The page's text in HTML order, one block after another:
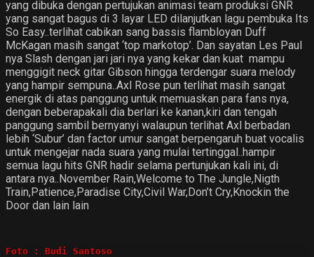
yang dibuka dengan pertujukan animasi team produksi GNR
yang sangat bagus di 3 layar LED dilanjutkan lagu pembuka Its
So Easy..terlihat cabikan sang bassis flambloyan Duff
McKagan masih sangat ‘top markotop’. Dan sayatan Les Paul
nya Slash dengan jari jari nya yang kekar dan kuat mampu
menggigit neck gitar Gibson hingga terdengar suara melody
yang hampir sempuna..Axl Rose pun terlihat masih sangat
energik di atas panggung untuk memuaskan para fans nya,
dengan beberapakali dia berlari ke kanan,kiri dan tengah
panggung sambil bernyanyi walaupun terlihat Axl berbadan
lebih ‘Subur’ dan factor umur sangat berpengaruh buat vocalis
untuk mengejar nada suara yang mulai tertinggal..hampir
semua lagu hits GNR hadir selama pertunjukan kali ini, di
antara nya..November Rain,Welcome to The Jungle,Nigth
Train,Patience,Paradise City,Civil War,Don’t Cry,Knockin the
Door dan lain lain
Foto : Budi Santoso